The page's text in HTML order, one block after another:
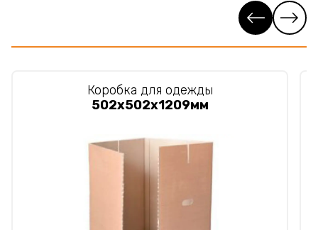
Коробка для одежды
502x502x1209мм